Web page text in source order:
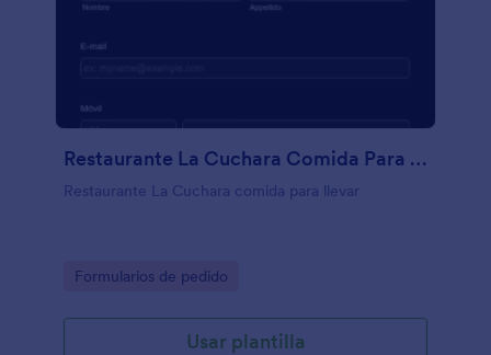
Restaurante La Cuchara Comida Para Llevar
Restaurante La Cuchara comida para llevar
Go to Category:
Formularios de pedido
Usar plantilla